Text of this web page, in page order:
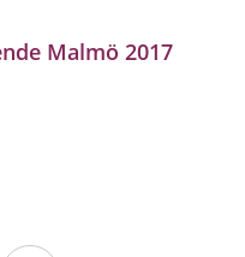
Malmö 2017